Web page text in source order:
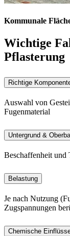
Kommunale
Wichtige
Pflasterung
Richtige
Auswahl von
Fugenmaterial
Untergrund &
Beschaffenheit und
Belastung
Je nach Nutzung
Zugspannungen
Chemische